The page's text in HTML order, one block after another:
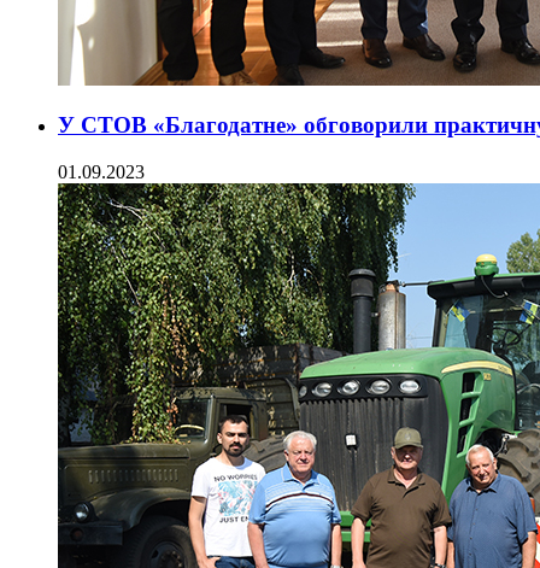
У СТОВ «Благодатне» обговорили
01.09.2023